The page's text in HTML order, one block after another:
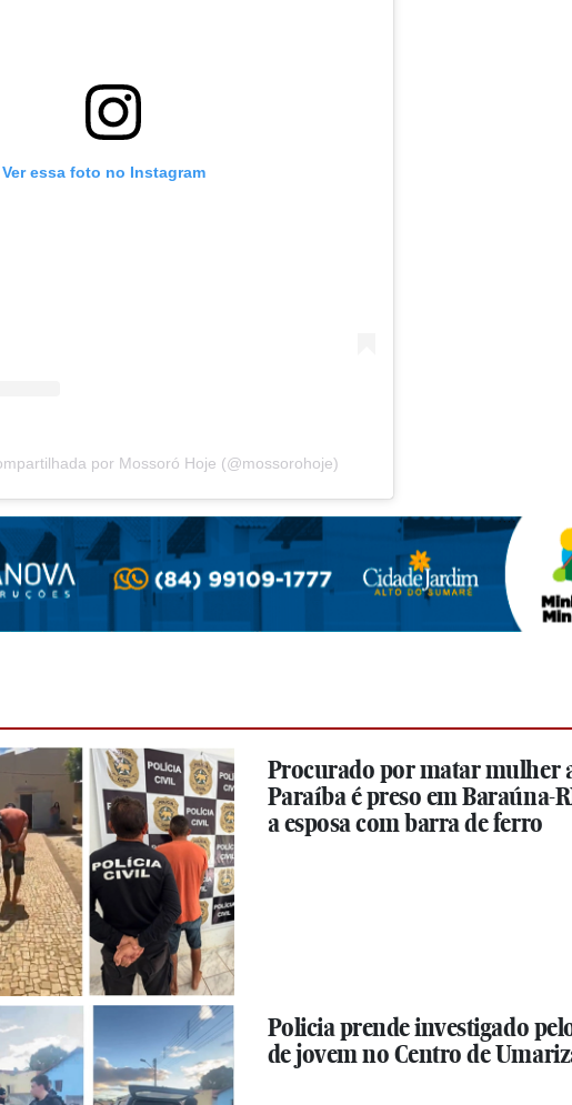
Ver essa foto no Instagram
por Mossoró Hoje (@mossorohoje)
Procurado por matar mulher
Paraíba é preso em Baraúna-
a esposa com barra de ferro
Policia prende investigado
de jovem no Centro de